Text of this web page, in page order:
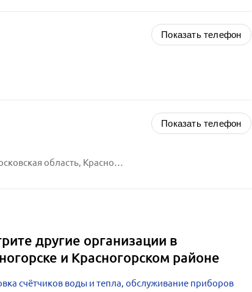
Показать телефон
Российская Федерация, Московская область, Красногорск городской округ,
Показать телефон
другие организации в
и Красногорском районе
счётчиков воды и тепла, обслуживание приборов